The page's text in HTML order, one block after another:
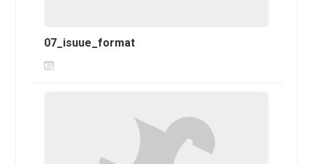
07_isuue_format